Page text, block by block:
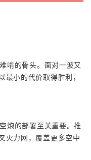
啃的骨头。面对一波又
小的代价取得胜利，
炮的部署至关重要。推
火力网，覆盖更多空中